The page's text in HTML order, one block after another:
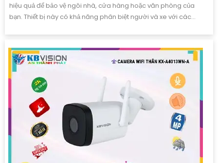
hiệu quả để bảo vệ ngôi nhà, cửa hàng hoặc văn phòng của
bạn. Thiết bị này có khả năng phân biệt người và xe với các...